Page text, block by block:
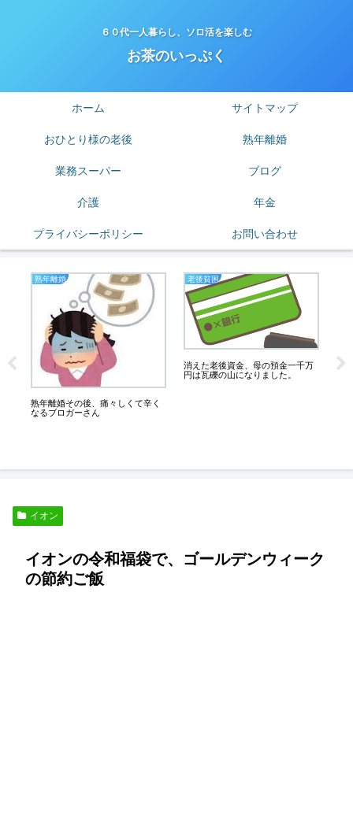
６０代一人暮らし、ソロ活を楽しむ
お茶のいっぷく
ホーム サイトマップ
おひとり様の老後 熟年離婚
業務スーパー ブログ
介護 年金
プライバシーポリシー お問い合わせ
熟年離婚
熟年離婚その後、痛々しくて辛く
なるブロガーさん
老後貧困
消えた老後資金、母の預金一千万
円は瓦礫の山になりました。
イオン
イオンの令和福袋で、ゴールデンウィーク
の節約ご飯